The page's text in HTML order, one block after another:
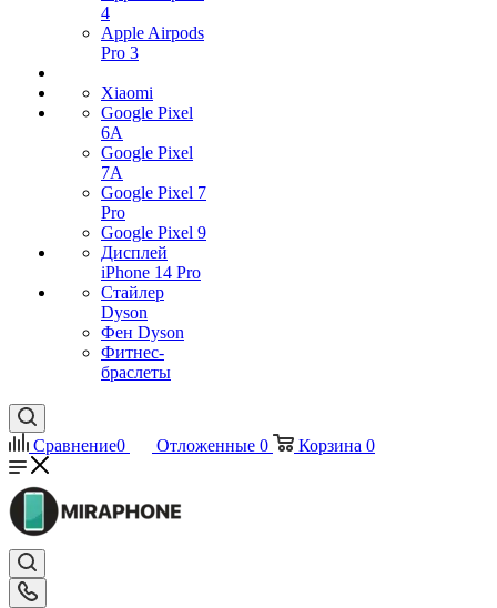
4
Apple Airpods
Pro 3
Xiaomi
Google Pixel
6A
Google Pixel
7А
Google Pixel 7
Pro
Google Pixel 9
Дисплей
iPhone 14 Pro
Стайлер
Dyson
Фен Dyson
Фитнес-
браслеты
Сравнение0 Отложенные 0 Корзина 0